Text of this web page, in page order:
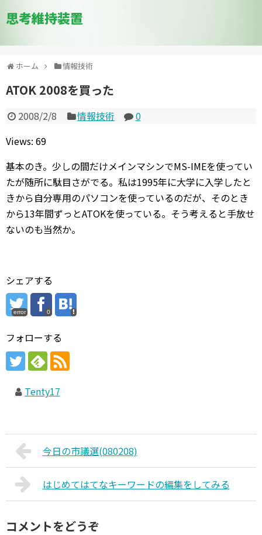
思考維持装置
ホーム 情報技術
ATOK 2008を買った
2008/2/8 情報技術
0
Views: 69
基本のき。少しの間だけメインマシンでMS-IMEを使ってい
たが随所に駄目さがでる。私は1995年に大学に入学したと
きから自分専用のパソコンを使っているのだが、そのとき
から13年間ずっとATOKを使っている。そう考えると手放せ
ないのも当然か。
シェアする
error 0
フォローする
Tenty17
今日の市議選(080208)
はじめてはてなキーワードの編集をしてみる
コメントをどうぞ